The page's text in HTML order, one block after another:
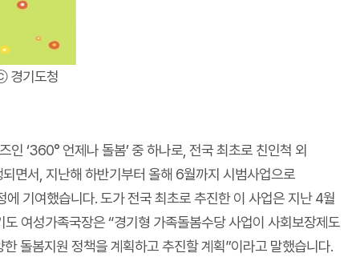
경기도청
‘360° 언제나 돌봄’ 중 하나로, 전국 최초로 친인척 외
면서, 지난해 하반기부터 올해 6월까지 시범사업으로
기여했습니다. 도가 전국 최초로 추진한 이 사업은 지난 4월
여성가족국장은 “경기형 가족돌봄수당 사업이 사회보장제도
돌봄지원 정책을 계획하고 추진할 계획”이라고 말했습니다.